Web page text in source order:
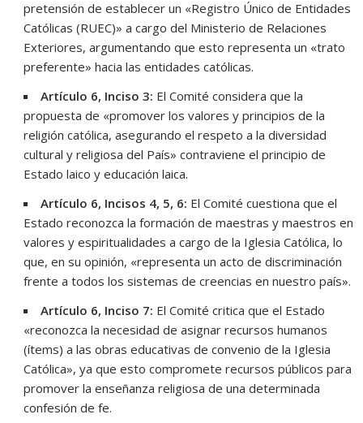
pretensión de establecer un «Registro Único de Entidades
Católicas (RUEC)» a cargo del Ministerio de Relaciones
Exteriores, argumentando que esto representa un «trato
preferente» hacia las entidades católicas.
Artículo 6, Inciso 3: El Comité considera que la
propuesta de «promover los valores y principios de la
religión católica, asegurando el respeto a la diversidad
cultural y religiosa del País» contraviene el principio de
Estado laico y educación laica.
Artículo 6, Incisos 4, 5, 6: El Comité cuestiona que el
Estado reconozca la formación de maestras y maestros en
valores y espiritualidades a cargo de la Iglesia Católica, lo
que, en su opinión, «representa un acto de discriminación
frente a todos los sistemas de creencias en nuestro país».
Artículo 6, Inciso 7: El Comité critica que el Estado
«reconozca la necesidad de asignar recursos humanos
(ítems) a las obras educativas de convenio de la Iglesia
Católica», ya que esto compromete recursos públicos para
promover la enseñanza religiosa de una determinada
confesión de fe.